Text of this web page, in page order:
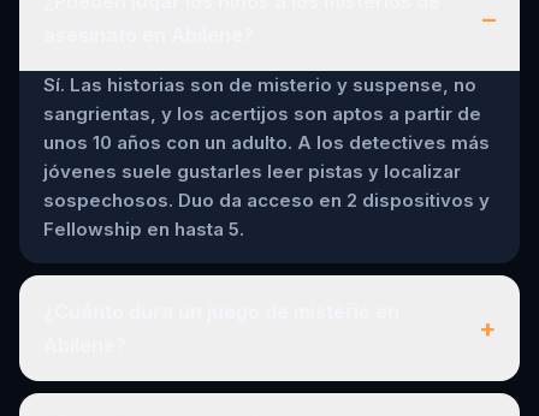
–
Sí. Las historias son de misterio y suspense, no
sangrientas, y los acertijos son aptos a partir de
unos 10 años con un adulto. A los detectives más
jóvenes suele gustarles leer pistas y localizar
sospechosos. Duo da acceso en 2 dispositivos y
Fellowship en hasta 5.
+